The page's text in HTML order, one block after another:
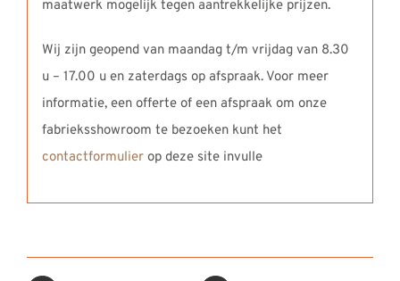
maatwerk mogelijk tegen aantrekkelijke prijzen.
Wij zijn geopend van maandag t/m vrijdag van 8.30
u – 17.00 u en zaterdags op afspraak. Voor meer
informatie, een offerte of een afspraak om onze
fabrieksshowroom te bezoeken kunt het
contactformulierop deze site invulle